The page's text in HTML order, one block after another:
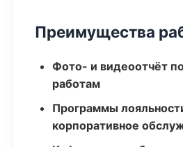
Преимущества
Фото- и видеоотчёт
работам
Программы
корпоративное